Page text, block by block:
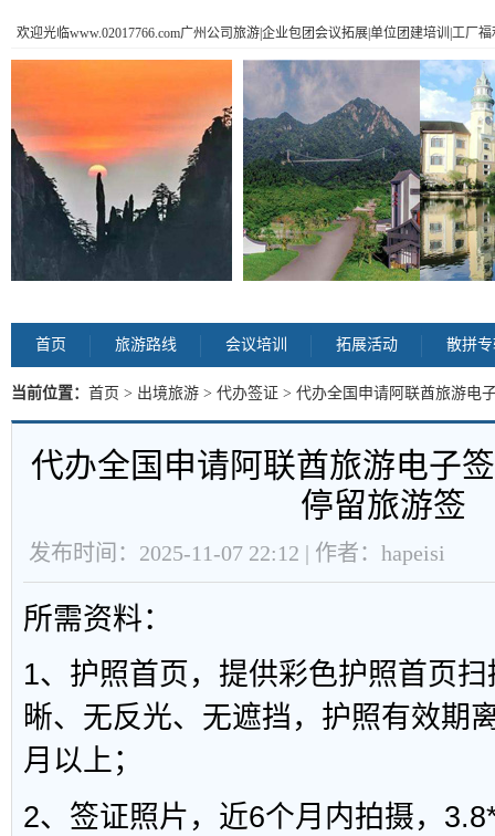
欢迎光临www.02017766.com广州公司旅游|企业包团会议拓展|单位团建培训|工厂
首页 旅游路线 会议培训 拓展活动 散拼
当前位置： 首页 > 出境旅游 > 代办签证 > 代办全国申请阿联酋旅游电
代办全国申请阿联酋旅游电子
停留旅游签
发布时间：2025-11-07 22:12 | 作者：hapeisi
所需资料：
1、护照首页，提供彩色护照首页
晰、无反光、无遮挡，护照有效期
月以上；
2、签证照片，近6个月内拍摄，